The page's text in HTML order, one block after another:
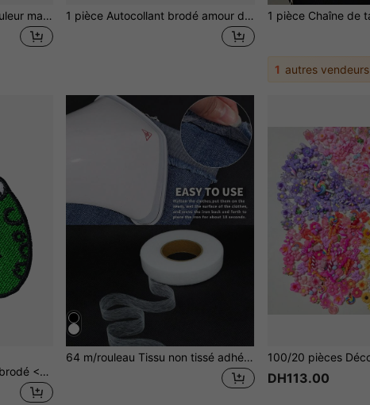
100 pièces Cure-pipes couleur macaron Tiges de chenille pour artisanat DIY, décorations pour la maison, cure-pipes souples, tiges de paillettes moelleuses pour projets scolaires créatifs, mariage, cadeaux, fête des mères, été, école 1 pièce Autocollant brodé amour des légumes. Autocollant décoratif pour cahier, tissu, rangement, iPad, vêtements
1 autres vendeurs
1 pièce Patch de cavalier brodé << Attends, laisse-moi trop réfléchir à ça » à thermocoller ou à coudre, badge personnalisé DIY, accessoire de vêtement, patch en tissu brodé à thermocoller, décoration de vêtement, badge, broche, pour chaussures, chapeaux, sacs, accessoires, réparation de trou, patch de broderie
64 m/rouleau Tissu non tissé adhésif double face - Durable, convient pour la couture et le bordage DIY, repassable, usage polyvalent, blanc, convient pour l'été, l'école
DH113.00